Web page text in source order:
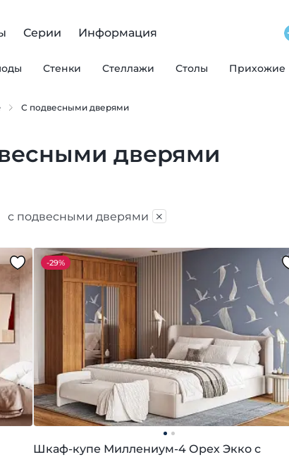
Стенки Стеллажи Столы Прихожие
Серии Информация
С подвесными дверями
дверями
с подвесными дверями ×
-29%
Шкаф-купе Миллениум-4 Орех Экко с